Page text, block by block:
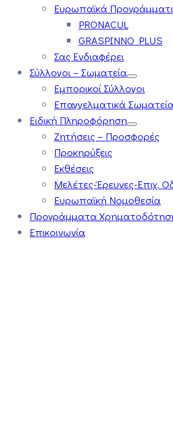
Ευρωπαϊκά
PRONACUL
GRASPINNO PLUS
Σας Ενδιαφέρει
Σύλλογοι – Σωματεία
Εμπορικοί Σύλλογοι
Επαγγελματικά Σωματεία
Ειδική Πληροφόρηση
Ζητήσεις – Προσφορές
Προκηρύξεις
Εκθέσεις
Μελέτες-Έρευνες-Επιχ.
Ευρωπαϊκή Νομοθεσία
Προγράμματα
Επικοινωνία